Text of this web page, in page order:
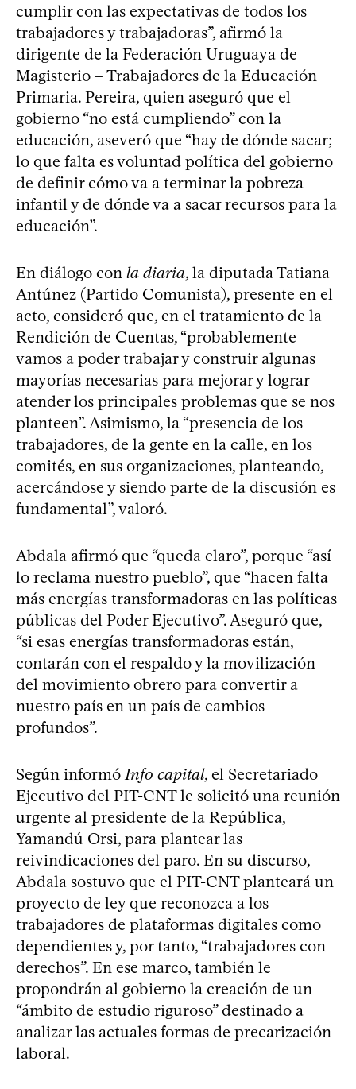
cumplir con las expectativas de todos los
trabajadores y trabajadoras”, afirmó la
dirigente de la Federación Uruguaya de
Magisterio – Trabajadores de la Educación
Primaria. Pereira, quien aseguró que el
gobierno “no está cumpliendo” con la
educación, aseveró que “hay de dónde sacar;
lo que falta es voluntad política del gobierno
de definir cómo va a terminar la pobreza
infantil y de dónde va a sacar recursos para la
educación”.
En diálogo con la diaria, la diputada Tatiana
Antúnez (Partido Comunista), presente en el
acto, consideró que, en el tratamiento de la
Rendición de Cuentas, “probablemente
vamos a poder trabajar y construir algunas
mayorías necesarias para mejorar y lograr
atender los principales problemas que se nos
planteen”. Asimismo, la “presencia de los
trabajadores, de la gente en la calle, en los
comités, en sus organizaciones, planteando,
acercándose y siendo parte de la discusión es
fundamental”, valoró.
Abdala afirmó que “queda claro”, porque “así
lo reclama nuestro pueblo”, que “hacen falta
más energías transformadoras en las políticas
públicas del Poder Ejecutivo”. Aseguró que,
“si esas energías transformadoras están,
contarán con el respaldo y la movilización
del movimiento obrero para convertir a
nuestro país en un país de cambios
profundos”.
Según informó Info capital, el Secretariado
Ejecutivo del PIT-CNT le solicitó una reunión
urgente al presidente de la República,
Yamandú Orsi, para plantear las
reivindicaciones del paro. En su discurso,
Abdala sostuvo que el PIT-CNT planteará un
proyecto de ley que reconozca a los
trabajadores de plataformas digitales como
dependientes y, por tanto, “trabajadores con
derechos”. En ese marco, también le
propondrán al gobierno la creación de un
“ámbito de estudio riguroso” destinado a
analizar las actuales formas de precarización
laboral.